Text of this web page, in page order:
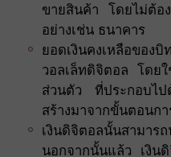
ขายสินค้า โดยไม่ต้อ
อย่างเช่น ธนาคาร
ยอดเงินคงเหลือข
วอลเล็ทดิจิตอล โด
ส่วนตัว ที่ประกอบไ
สร้างมาจากขั้นตอนก
เงินดิจิตอลนั้นสามาร
นอกจากนั้นแล้ว เงิน